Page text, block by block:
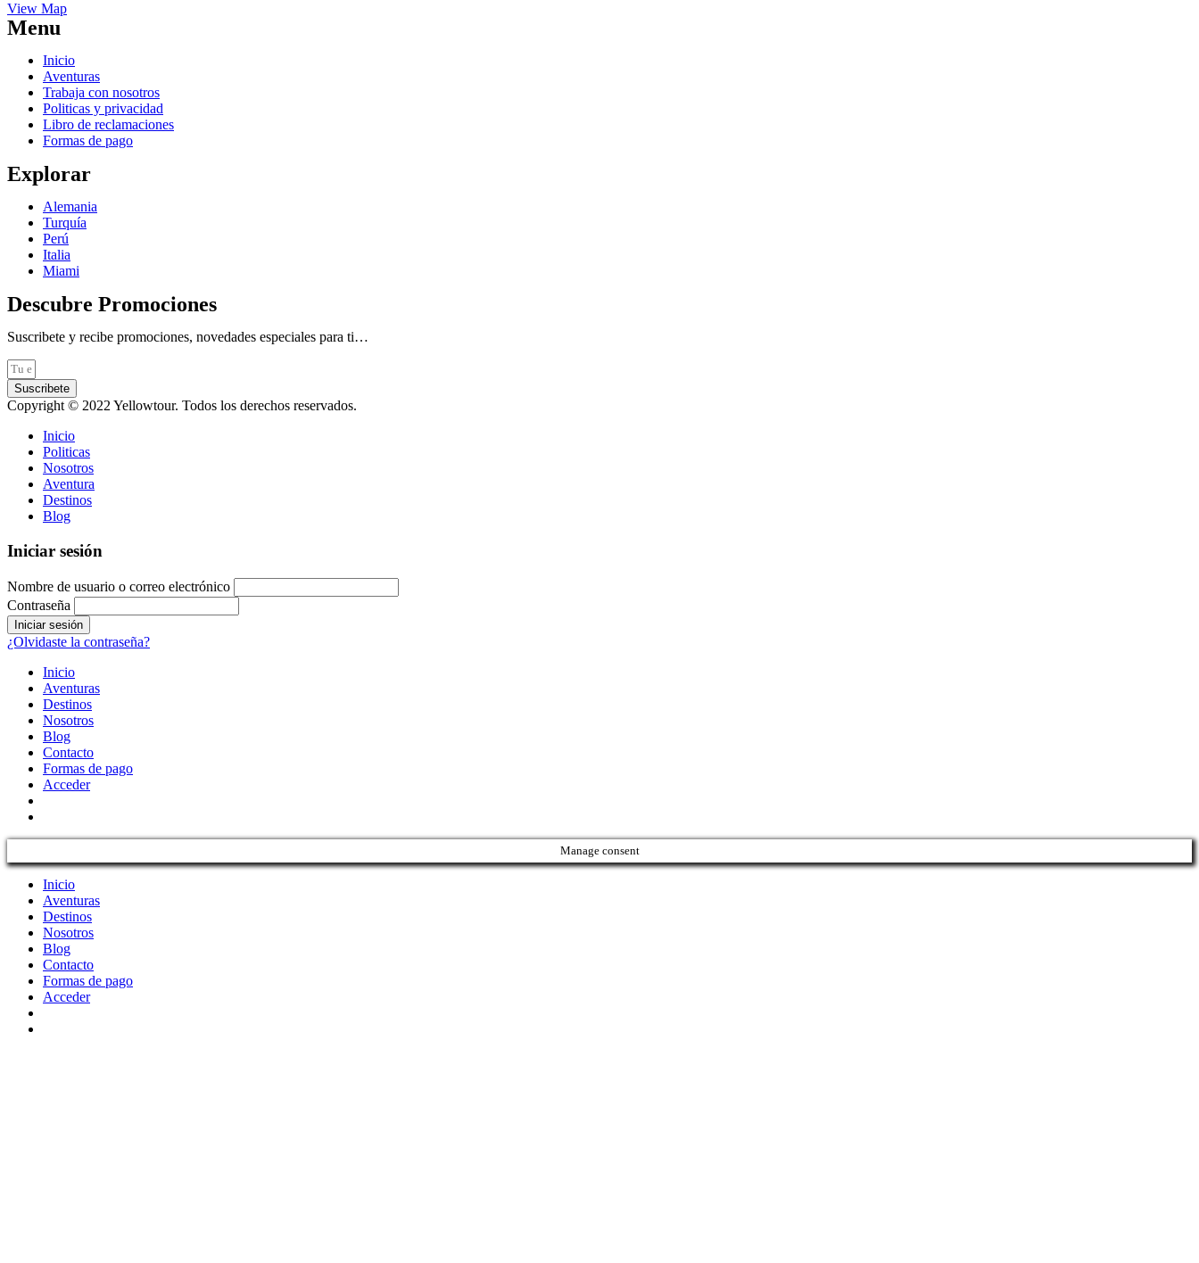
View Map
Menu
Inicio
Aventuras
Trabaja con nosotros
Politicas y privacidad
Libro de reclamaciones
Formas de pago
Explorar
Alemania
Turquía
Perú
Italia
Miami
Descubre Promociones
Suscribete y recibe promociones, novedades especiales para ti…
Suscribete
Copyright © 2022 Yellowtour. Todos los derechos reservados.
Inicio
Politicas
Nosotros
Aventura
Destinos
Blog
Iniciar sesión
Nombre de usuario o correo electrónico
Contraseña
¿Olvidaste la contraseña?
Inicio
Aventuras
Destinos
Nosotros
Blog
Contacto
Formas de pago
Acceder
Manage consent
Inicio
Aventuras
Destinos
Nosotros
Blog
Contacto
Formas de pago
Acceder